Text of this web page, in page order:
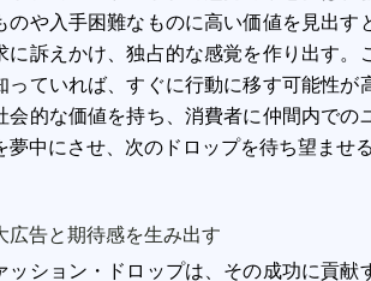
のや入手困難なものに高い価値を見出
に訴えかけ、独占的な感覚を作り出す
っていれば、すぐに行動に移す可能性
会的な価値を持ち、消費者に仲間内で
夢中にさせ、次のドロップを待ち望ませ
広告と期待感を生み出す
ッション・ドロップは、その成功に貢